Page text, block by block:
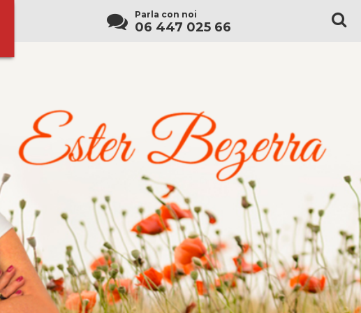
Parla con noi
06 447 025 66